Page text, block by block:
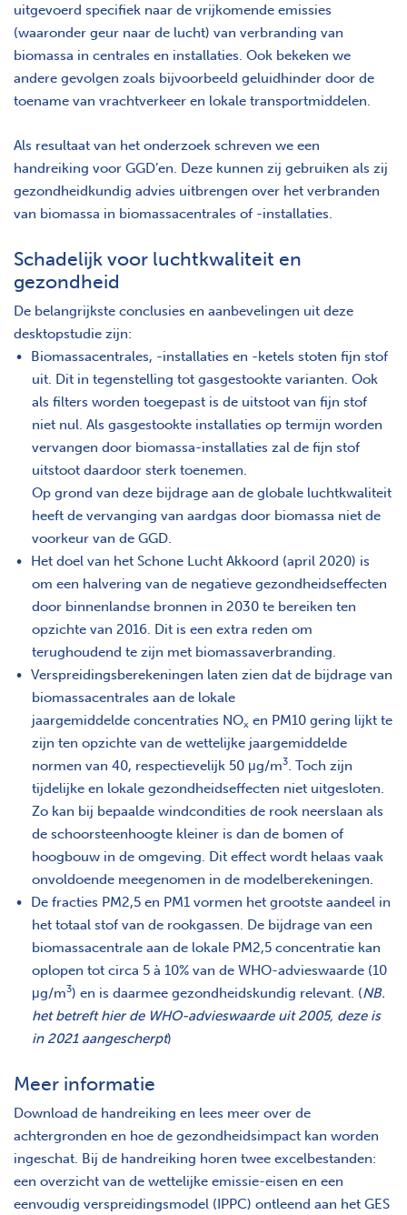
uitgevoerd specifiek naar de vrijkomende emissies
(waaronder geur naar de lucht) van verbranding van
biomassa in centrales en installaties. Ook bekeken we
andere gevolgen zoals bijvoorbeeld geluidhinder door de
toename van vrachtverkeer en lokale transportmiddelen.
Als resultaat van het onderzoek schreven we een
handreiking voor GGD’en. Deze kunnen zij gebruiken als zij
gezondheidkundig advies uitbrengen over het verbranden
van biomassa in biomassacentrales of -installaties.
Schadelijk voor luchtkwaliteit en
gezondheid
De belangrijkste conclusies en aanbevelingen uit deze
desktopstudie zijn:
Biomassacentrales, -installaties en -ketels stoten fijn stof
uit. Dit in tegenstelling tot gasgestookte varianten. Ook
als filters worden toegepast is de uitstoot van fijn stof
niet nul. Als gasgestookte installaties op termijn worden
vervangen door biomassa-installaties zal de fijn stof
uitstoot daardoor sterk toenemen.
Op grond van deze bijdrage aan de globale luchtkwaliteit
heeft de vervanging van aardgas door biomassa niet de
voorkeur van de GGD.
Het doel van het Schone Lucht Akkoord (april 2020) is
om een halvering van de negatieve gezondheidseffecten
door binnenlandse bronnen in 2030 te bereiken ten
opzichte van 2016. Dit is een extra reden om
terughoudend te zijn met biomassaverbranding.
Verspreidingsberekeningen laten zien dat de bijdrage van
biomassacentrales aan de lokale
jaargemiddelde concentraties NOx en PM10 gering lijkt te
zijn ten opzichte van de wettelijke jaargemiddelde
normen van 40, respectievelijk 50 μg/m3. Toch zijn
tijdelijke en lokale gezondheidseffecten niet uitgesloten.
Zo kan bij bepaalde windcondities de rook neerslaan als
de schoorsteenhoogte kleiner is dan de bomen of
hoogbouw in de omgeving. Dit effect wordt helaas vaak
onvoldoende meegenomen in de modelberekeningen.
De fracties PM2,5 en PM1 vormen het grootste aandeel in
het totaal stof van de rookgassen. De bijdrage van een
biomassacentrale aan de lokale PM2,5 concentratie kan
oplopen tot circa 5 à 10% van de WHO-advieswaarde (10
μg/m3) en is daarmee gezondheidskundig relevant. (NB.
het betreft hier de WHO-advieswaarde uit 2005, deze is
in 2021 aangescherpt)
Meer informatie
Download de handreiking en lees meer over de
achtergronden en hoe de gezondheidsimpact kan worden
ingeschat. Bij de handreiking horen twee excelbestanden:
een overzicht van de wettelijke emissie-eisen en een
eenvoudig verspreidingsmodel (IPPC) ontleend aan het GES